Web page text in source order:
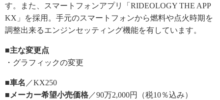
す。また、スマートフォンアプリ「RIDEOLOGY THE APP
KX」を採用。手元のスマートフォンから燃料や点火時期を
調整出来るエンジンセッティング機能を有しています。
■主な変更点
・グラフィックの変更
■車名 ／KX250
■メーカー希望小売価格 ／90万2,000円（税10％込み）